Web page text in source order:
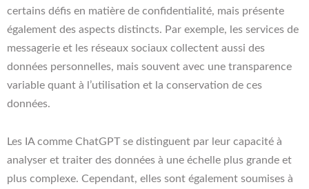
certains défis en matière de confidentialité, mais présente
également des aspects distincts. Par exemple, les services de
messagerie et les réseaux sociaux collectent aussi des
données personnelles, mais souvent avec une transparence
variable quant à l’utilisation et la conservation de ces
données.
Les IA comme ChatGPT se distinguent par leur capacité à
analyser et traiter des données à une échelle plus grande et
plus complexe. Cependant, elles sont également soumises à